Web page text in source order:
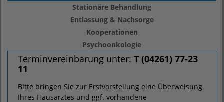
Stationäre Behandlung
Entlassung & Nachsorge
Kooperationen
Psychoonkologie
Terminvereinbarung unter: T (04261) 77-23
11
Bitte bringen Sie zur Erstvorstellung eine Überweisung
Ihres Hausarztes und ggf. vorhandene